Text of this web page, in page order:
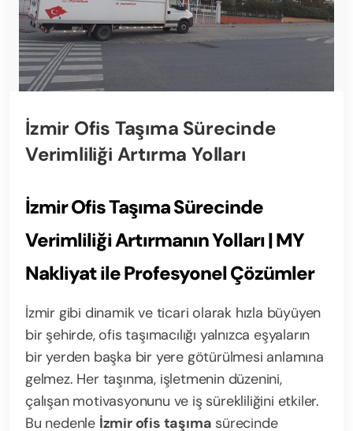
İzmir Ofis Taşıma Sürecinde
Verimliliği Artırma Yolları
İzmir Ofis Taşıma Sürecinde
Verimliliği Artırmanın Yolları | MY
Nakliyat ile Profesyonel Çözümler
İzmir gibi dinamik ve ticari olarak hızla büyüyen
bir şehirde, ofis taşımacılığı yalnızca eşyaların
bir yerden başka bir yere götürülmesi anlamına
gelmez. Her taşınma, işletmenin düzenini,
çalışan motivasyonunu ve iş sürekliliğini etkiler.
Bu nedenle İzmir ofis taşıma sürecinde